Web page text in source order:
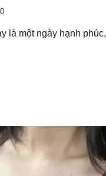
0
là một ngày hạnh phúc,